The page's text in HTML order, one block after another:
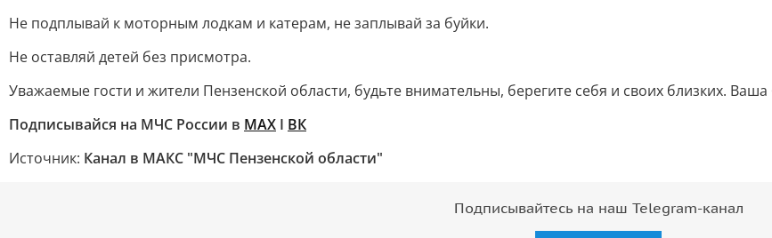
Не подплывай к моторным лодкам и катерам, не заплывай за буйки.
Не оставляй детей без присмотра.
Уважаемые гости и жители Пензенской области, будьте внимательны, берегите себя и своих близких. Ваша
Подписывайся на МЧС России в MAX I ВК
Источник: Канал в МАКС "МЧС Пензенской области"
Подписывайтесь на наш Telegram-канал